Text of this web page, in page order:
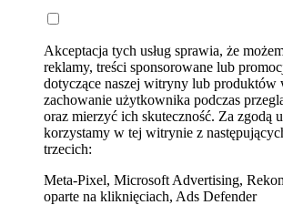
Akceptacja tych usług sprawia, że
reklamy, treści sponsorowane lub
dotyczące naszej witryny lub produktów
zachowanie użytkownika podczas
oraz mierzyć ich skuteczność. Za zgodą
korzystamy w tej witrynie z
trzecich:
Meta-Pixel, Microsoft Advertising,
oparte na kliknięciach, Ads Defender